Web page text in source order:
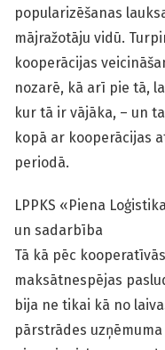
popularizēšanas
mājražotāju vidū.
kooperācijas
nozarē, kā arī pie tā,
kur tā ir vājāka, – un
kopā ar kooperācijas
periodā.
LPPKS «Piena
un sadarbība
Tā kā pēc
maksātnespējas
bija ne tikai kā no
pārstrādes